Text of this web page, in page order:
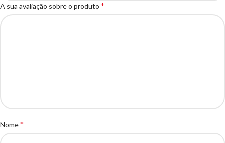
A sua avaliação sobre o produto *
Nome*